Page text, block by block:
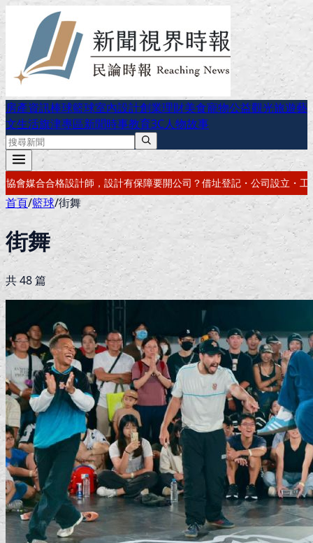
房產資訊棒球籃球室內設計創業理財美食寵物公益觀光旅遊藝
文生活旗津專區新聞時事教育3C人物故事
開公司？借址登記・公司設立・工商登記一次辦好記帳報稅・節稅規
首頁/籃球/街舞
街舞
共48篇